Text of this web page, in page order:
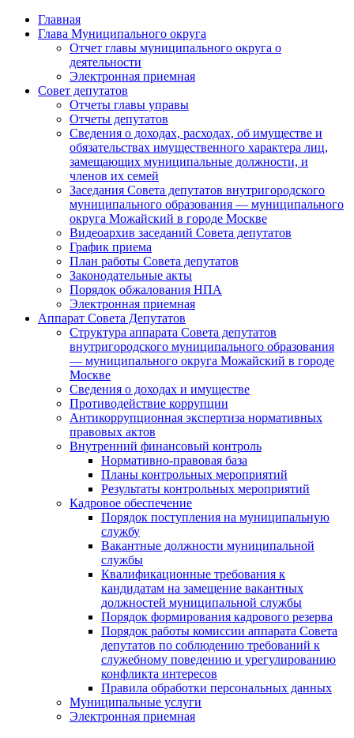
Главная
Глава Муниципального округа
Отчет главы муниципального округа о
деятельности
Электронная приемная
Совет депутатов
Отчеты главы управы
Отчеты депутатов
Сведения о доходах, расходах, об имуществе и
обязательствах имущественного характера лиц,
замещающих муниципальные должности, и
членов их семей
Заседания Совета депутатов внутригородского
муниципального образования — муниципального
округа Можайский в городе Москве
Видеоархив заседаний Совета депутатов
График приема
План работы Совета депутатов
Законодательные акты
Порядок обжалования НПА
Электронная приемная
Аппарат Совета Депутатов
Структура аппарата Совета депутатов
внутригородского муниципального образования
— муниципального округа Можайский в городе
Москве
Сведения о доходах и имуществе
Противодействие коррупции
Антикоррупционная экспертиза нормативных
правовых актов
Внутренний финансовый контроль
Нормативно-правовая база
Планы контрольных мероприятий
Результаты контрольных мероприятий
Кадровое обеспечение
Порядок поступления на муниципальную
службу
Вакантные должности муниципальной
службы
Квалификационные требования к
кандидатам на замещение вакантных
должностей муниципальной службы
Порядок формирования кадрового резерва
Порядок работы комиссии аппарата Совета
депутатов по соблюдению требований к
служебному поведению и урегулированию
конфликта интересов
Правила обработки персональных данных
Муниципальные услуги
Электронная приемная